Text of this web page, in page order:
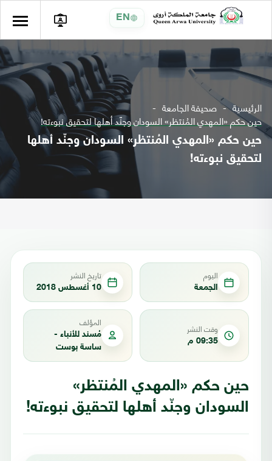
EN
الرئيسية صحيفة الجامعة
حين حكم «المهدي المُنتظر» السودان وجنّد أهلها لتحقيق نبوءته!
حين حكم «المهدي المُنتظر» السودان وجنّد أهلها
لتحقيق نبوءته!
اليوم
الجمعة
تاريخ النشر
10 أغسطس 2018
وقت النشر
09:35 م
المؤلف
مُسند للأنباء -
ساسة بوست
حين حكم «المهدي المُنتظر»
السودان وجنّد أهلها لتحقيق نبوءته!